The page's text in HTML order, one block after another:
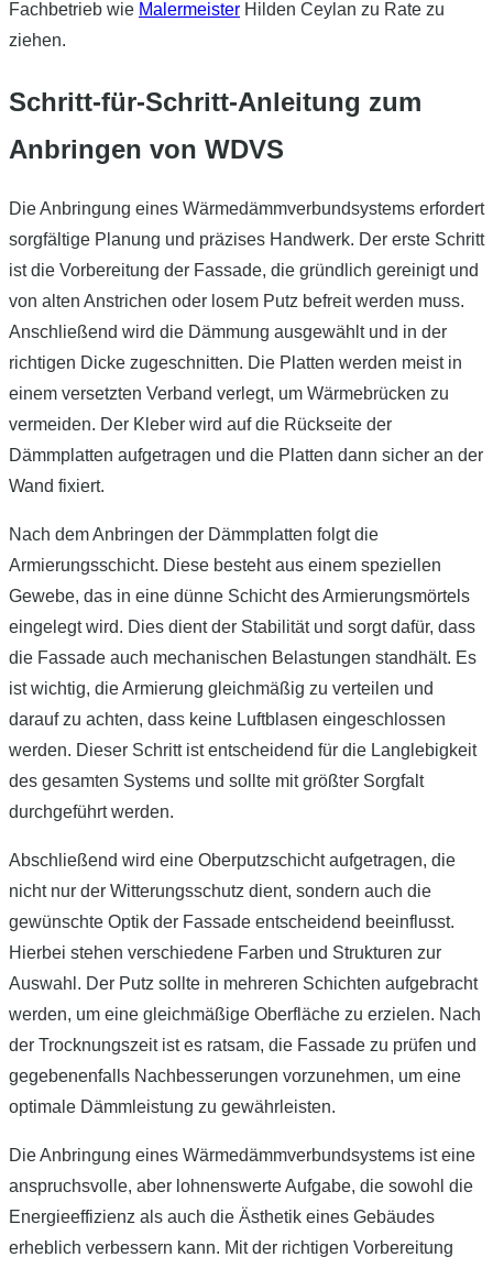
Fachbetrieb wie Malermeister Hilden Ceylan zu Rate zu
ziehen.
Schritt-für-Schritt-Anleitung zum
Anbringen von WDVS
Die Anbringung eines Wärmedämmverbundsystems erfordert
sorgfältige Planung und präzises Handwerk. Der erste Schritt
ist die Vorbereitung der Fassade, die gründlich gereinigt und
von alten Anstrichen oder losem Putz befreit werden muss.
Anschließend wird die Dämmung ausgewählt und in der
richtigen Dicke zugeschnitten. Die Platten werden meist in
einem versetzten Verband verlegt, um Wärmebrücken zu
vermeiden. Der Kleber wird auf die Rückseite der
Dämmplatten aufgetragen und die Platten dann sicher an der
Wand fixiert.
Nach dem Anbringen der Dämmplatten folgt die
Armierungsschicht. Diese besteht aus einem speziellen
Gewebe, das in eine dünne Schicht des Armierungsmörtels
eingelegt wird. Dies dient der Stabilität und sorgt dafür, dass
die Fassade auch mechanischen Belastungen standhält. Es
ist wichtig, die Armierung gleichmäßig zu verteilen und
darauf zu achten, dass keine Luftblasen eingeschlossen
werden. Dieser Schritt ist entscheidend für die Langlebigkeit
des gesamten Systems und sollte mit größter Sorgfalt
durchgeführt werden.
Abschließend wird eine Oberputzschicht aufgetragen, die
nicht nur der Witterungsschutz dient, sondern auch die
gewünschte Optik der Fassade entscheidend beeinflusst.
Hierbei stehen verschiedene Farben und Strukturen zur
Auswahl. Der Putz sollte in mehreren Schichten aufgebracht
werden, um eine gleichmäßige Oberfläche zu erzielen. Nach
der Trocknungszeit ist es ratsam, die Fassade zu prüfen und
gegebenenfalls Nachbesserungen vorzunehmen, um eine
optimale Dämmleistung zu gewährleisten.
Die Anbringung eines Wärmedämmverbundsystems ist eine
anspruchsvolle, aber lohnenswerte Aufgabe, die sowohl die
Energieeffizienz als auch die Ästhetik eines Gebäudes
erheblich verbessern kann. Mit der richtigen Vorbereitung